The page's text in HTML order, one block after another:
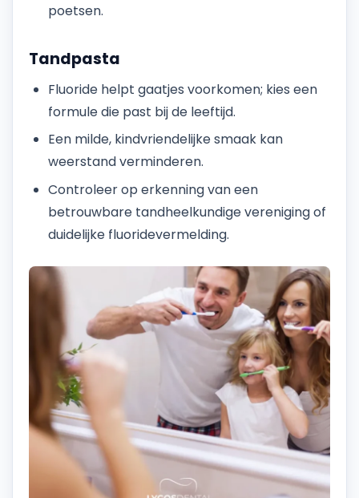
poetsen.
Tandpasta
Fluoride helpt gaatjes voorkomen; kies een
formule die past bij de leeftijd.
Een milde, kindvriendelijke smaak kan
weerstand verminderen.
Controleer op erkenning van een
betrouwbare tandheelkundige vereniging of
duidelijke fluoridevermelding.